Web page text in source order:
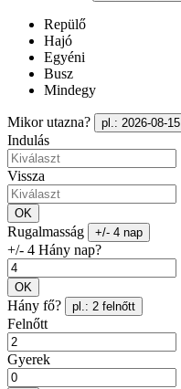
Repülő
Hajó
Egyéni
Busz
Mindegy
Mikor utazna? pl.: 2026-08-15
Indulás
Vissza
OK
Rugalmasság +/- 4 nap
+/- 4 Hány nap?
OK
Hány fő? pl.: 2 felnőtt
Felnőtt
Gyerek